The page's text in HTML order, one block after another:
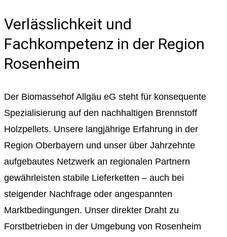
Verlässlichkeit und
Fachkompetenz in der Region
Rosenheim
Der Biomassehof Allgäu eG steht für konsequente
Spezialisierung auf den nachhaltigen Brennstoff
Holzpellets. Unsere langjährige Erfahrung in der
Region Oberbayern und unser über Jahrzehnte
aufgebautes Netzwerk an regionalen Partnern
gewährleisten stabile Lieferketten – auch bei
steigender Nachfrage oder angespannten
Marktbedingungen. Unser direkter Draht zu
Forstbetrieben in der Umgebung von Rosenheim